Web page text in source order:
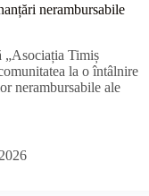
nerambursabile
„Asociația Timiș
la o întâlnire
nerambursabile ale